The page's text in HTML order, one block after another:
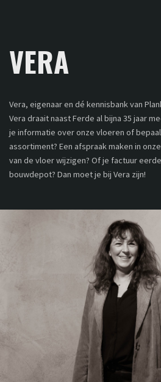
VERA
Vera, eigenaar en dé kennisbank van
Vera draait naast Ferde al bijna 35 jaar
je informatie over onze vloeren of
assortiment? Een afspraak maken in
van de vloer wijzigen? Of je factuur
bouwdepot? Dan moet je bij Vera zijn!